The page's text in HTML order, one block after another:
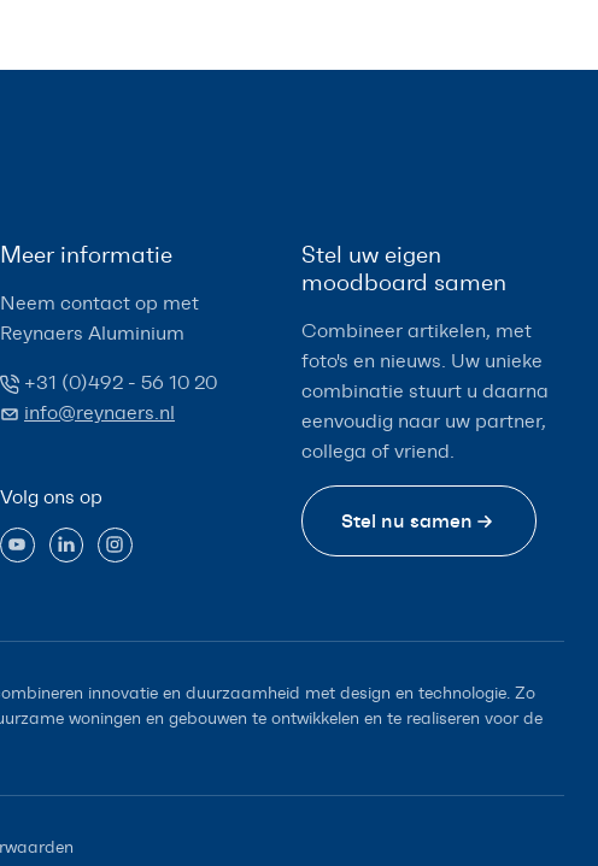
Meer informatie
Neem contact op met
Reynaers Aluminium
+31 (0)492 - 56 10 20
info@reynaers.nl
Volg ons op
Stel uw eigen
moodboard samen
Combineer artikelen, met
foto's en nieuws. Uw unieke
combinatie stuurt u daarna
eenvoudig naar uw partner,
collega of vriend.
Stel nu samen
innovatie en duurzaamheid met design en technologie. Zo
woningen en gebouwen te ontwikkelen en te realiseren voor de